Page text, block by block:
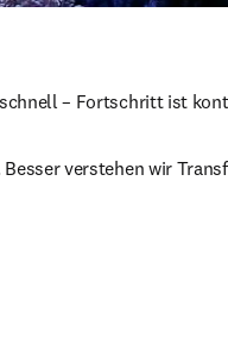
– Fortschritt ist
verstehen wir